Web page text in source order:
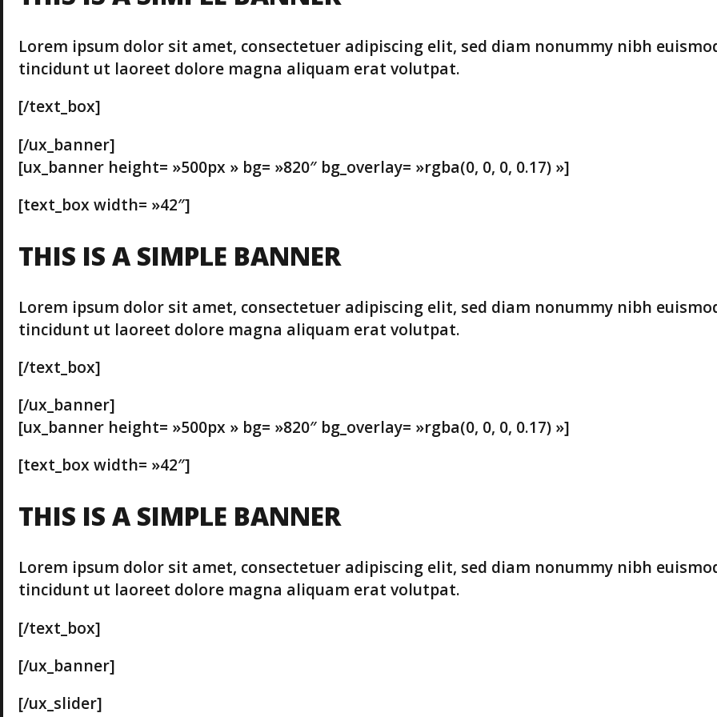
Lorem ipsum dolor sit amet, consectetuer adipiscing elit, sed diam nonummy nibh
tincidunt ut laoreet dolore magna aliquam erat volutpat.
[/text_box]
[/ux_banner]
[ux_banner height= »500px » bg= »820″ bg_overlay= »rgba(0, 0, 0, 0.17) »]
[text_box width= »42″]
THIS IS A SIMPLE BANNER
Lorem ipsum dolor sit amet, consectetuer adipiscing elit, sed diam nonummy nibh
tincidunt ut laoreet dolore magna aliquam erat volutpat.
[/text_box]
[/ux_banner]
[ux_banner height= »500px » bg= »820″ bg_overlay= »rgba(0, 0, 0, 0.17) »]
[text_box width= »42″]
THIS IS A SIMPLE BANNER
Lorem ipsum dolor sit amet, consectetuer adipiscing elit, sed diam nonummy nibh
tincidunt ut laoreet dolore magna aliquam erat volutpat.
[/text_box]
[/ux_banner]
[/ux_slider]